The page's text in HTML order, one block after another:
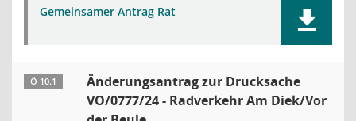
Gemeinsamer Antrag Rat
Ö 10.1
Änderungsantrag zur Drucksache
VO/0777/24 - Radverkehr Am Diek/Vor